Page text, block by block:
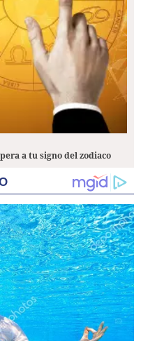
a tu signo del zodiaco